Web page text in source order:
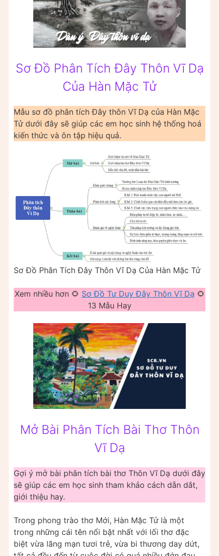
Sơ Đồ Phân Tích Đây Thôn Vĩ Dạ
Của Hàn Mặc Tử
Mẫu sơ đồ phân tích Đây thôn Vĩ Dạ của Hàn Mặc
Tử dưới đây sẽ giúp các em học sinh hệ thống hoá
kiến thức và ôn tập hiệu quả.
Sơ Đồ Phân Tích Đây Thôn Vĩ Dạ Của Hàn Mặc Tử
Xem nhiều hơn 🌻 Sơ Đồ Tư Duy Đây Thôn Vĩ Dạ 🌻
13 Mẫu Hay
Mở Bài Phân Tích Bài Thơ Thôn
Vĩ Dạ
Gợi ý mở bài phân tích bài thơ Thôn Vĩ Dạ dưới đây
sẽ giúp các em học sinh tham khảo cách dẫn dắt,
giới thiệu hay.
Trong phong trào thơ Mới, Hàn Mặc Tử là một
trong những cái tên nổi bật nhất với lối thơ đặc
biệt vừa lãng mạn tươi trẻ, vừa bi thương day dứt,